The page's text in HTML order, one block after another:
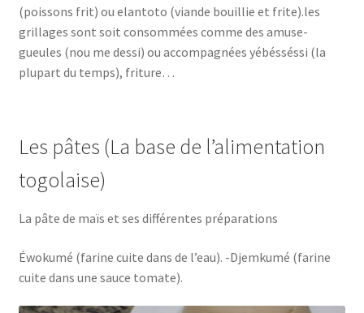
(poissons frit) ou elantoto (viande bouillie et frite).les
grillages sont soit consommées comme des amuse-
gueules (nou me dessi) ou accompagnées yébésséssi (la
plupart du temps), friture…
Les pâtes (La base de l’alimentation
togolaise)
La pâte de maïs et ses différentes préparations
Éwokumé (farine cuite dans de l’eau). -Djemkumé (farine
cuite dans une sauce tomate).